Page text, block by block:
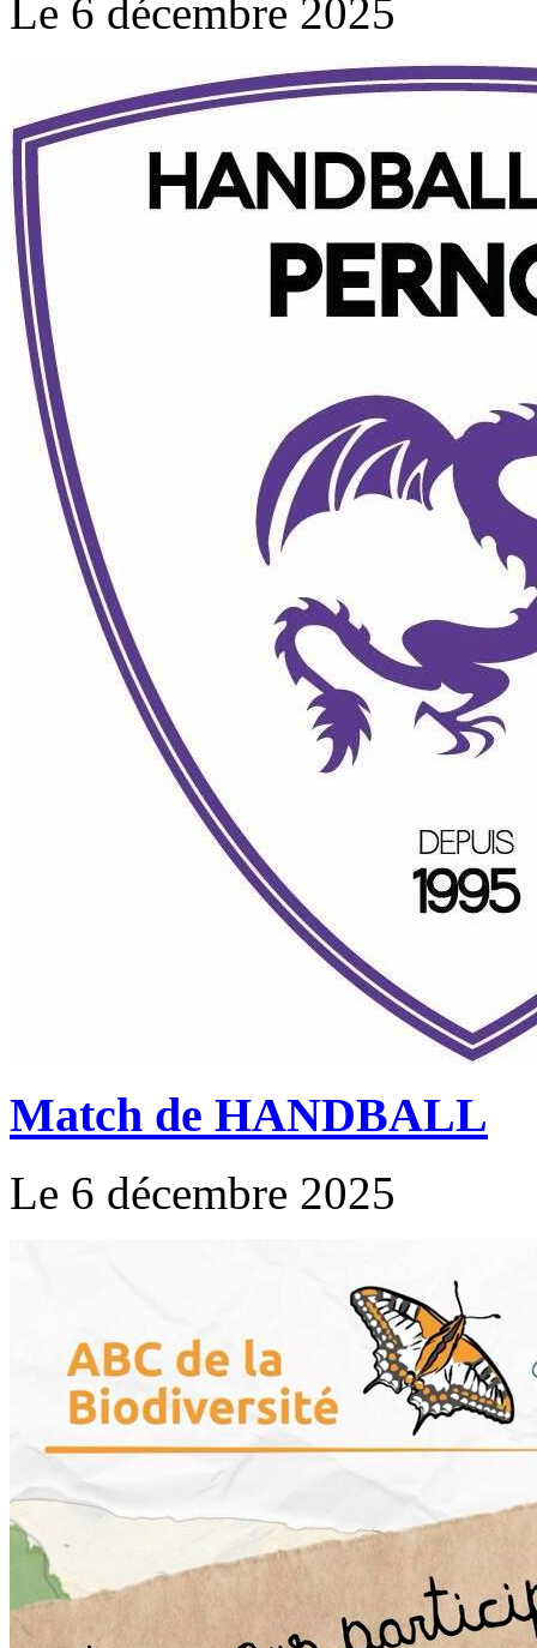
Le 6 décembre 2025
Match de HANDBALL
Le 6 décembre 2025